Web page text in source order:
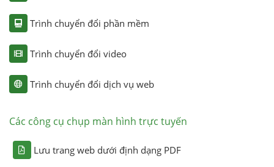
Trình chuyển đổi phần mềm
Trình chuyển đổi video
Trình chuyển đổi dịch vụ web
Các công cụ chụp màn hình trực tuyến
Lưu trang web dưới định dạng PDF